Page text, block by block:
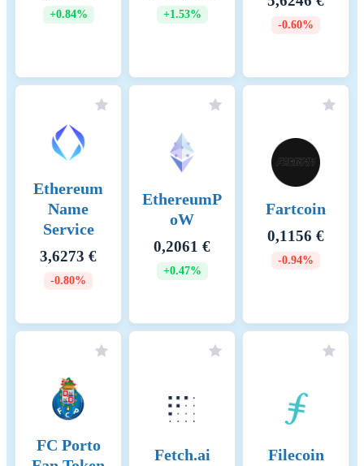
+0.84% +1.53%
-0.60%
Ethereum
Name
Service
3,6273 €
-0.80%
EthereumP
oW
0,2061 €
+0.47%
Fartcoin
0,1156 €
-0.94%
FC Porto
Fetch.ai Filecoin